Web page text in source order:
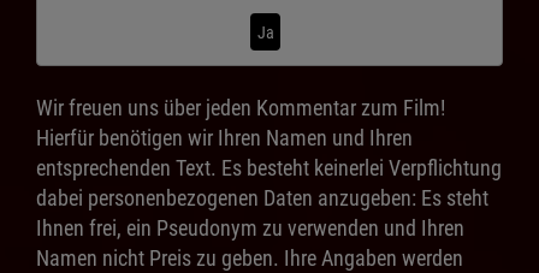
Ja
Wir freuen uns über jeden Kommentar zum Film!
Hierfür benötigen wir Ihren Namen und Ihren
entsprechenden Text. Es besteht keinerlei Verpflichtung
dabei personenbezogenen Daten anzugeben: Es steht
Ihnen frei, ein Pseudonym zu verwenden und Ihren
Namen nicht Preis zu geben. Ihre Angaben werden